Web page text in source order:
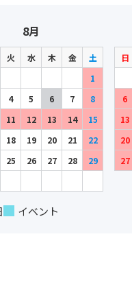
8月
火 水 木 金
土
1
4 5 6 7
8
11 12 13 14
15
18 19 20 21
22
25 26 27 28
29
日
6
13
20
27
イベント